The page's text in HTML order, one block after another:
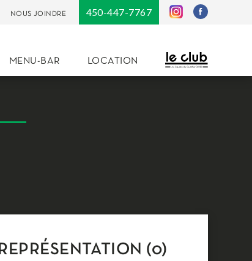
NOUS JOINDRE 450-447-7767
MENU-BAR LOCATION
REPRÉSENTATION (0)